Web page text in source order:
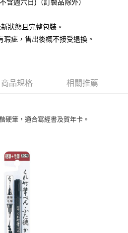
以上)免運費
含週六日)（訂製品除外）
狀態且完整包裝。
疵，售出後概不接受退換。
商品規格 相關推薦
硬筆，適合寫經書及賀年卡。